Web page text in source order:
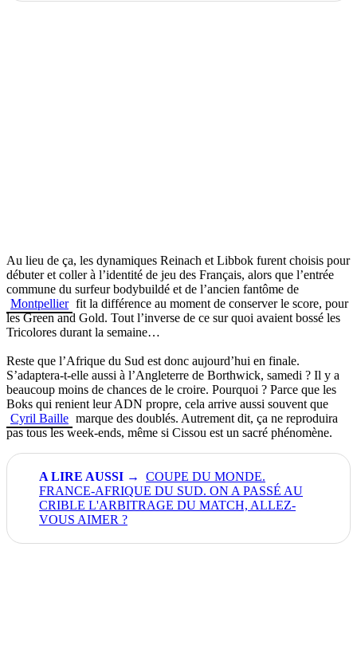
Au lieu de ça, les dynamiques Reinach et Libbok furent choisis pour
débuter et coller à l’identité de jeu des Français, alors que l’entrée
commune du surfeur bodybuildé et de l’ancien fantôme de
Montpellier fit la différence au moment de conserver le score, pour
les Green and Gold. Tout l’inverse de ce sur quoi avaient bossé les
Tricolores durant la semaine…
Reste que l’Afrique du Sud est donc aujourd’hui en finale.
S’adaptera-t-elle aussi à l’Angleterre de Borthwick, samedi ? Il y a
beaucoup moins de chances de le croire. Pourquoi ? Parce que les
Boks qui renient leur ADN propre, cela arrive aussi souvent que
Cyril Baille marque des doublés. Autrement dit, ça ne reproduira
pas tous les week-ends, même si Cissou est un sacré phénomène.
COUPE DU MONDE.
FRANCE-AFRIQUE DU SUD. ON A PASSÉ AU
CRIBLE L'ARBITRAGE DU MATCH, ALLEZ-
VOUS AIMER ?